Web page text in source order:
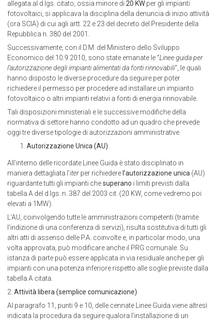
allegata al d.lgs. citato, ossia minore di 20 KW per gli impianti
fotovoltaici, si applicava la disciplina della denuncia di inizio attività
(ora SCIA) di cui agli artt. 22 e 23 del decreto del Presidente della
Repubblica n. 380 del 2001.
Successivamente, con il D.M. del Ministero dello Sviluppo
Economico del 10.9.2010, sono state emanate le “Linee guida per
l’autorizzazione degli impianti alimentati da fonti rinnovabili”, le quali
hanno disposto le diverse procedure da seguire per poter
richiedere il permesso per procedere ad installare un impianto
fotovoltaico o altri impianti relativi a fonti di energia rinnovabile.
Tali disposizioni ministeriali e le successive modifiche della
normativa di settore hanno condotto ad un quadro che prevede
oggi tre diverse tipologie di autorizzazioni amministrative.
Autorizzazione Unica (AU)
All’interno delle ricordate Linee Guida è stato disciplinato in
maniera dettagliata l’iter per richiedere l’autorizzazione unica (AU)
riguardante tutti gli impianti chesuperano i limiti previsti dalla
tabella A del d.lgs. n. 387 del 2003 cit. (20 KW, come vedremo poi
elevati a 1MW).
L’AU, coinvolgendo tutte le amministrazioni competenti (tramite
l’indizione di una conferenza di servizi), risulta sostitutiva di tutti gli
altri atti di assenso delle P.A. coinvolte e, in particolar modo, una
volta approvata, può modificare anche il PRG comunale. Su
istanza di parte può essere applicata in via residuale anche per gli
impianti con una potenza inferiore rispetto alle soglie previste dalla
tabella A citata.
2. Attività libera (semplice comunicazione)
Al paragrafo 11, punti 9 e 10, delle cennate Linee Guida viene altresì
indicata la procedura da seguire qualora l’installazione di un